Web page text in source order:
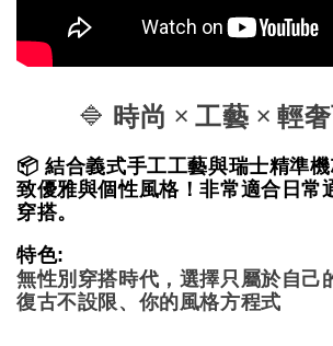
🔷 時尚 × 工藝 × 輕
📦 結合義式手工工藝與瑞士精準
致優雅與個性風格！非常適合日常
穿搭。
特色:
無性別穿搭時代，選擇只屬於自己
復古不設限、你的風格方程式